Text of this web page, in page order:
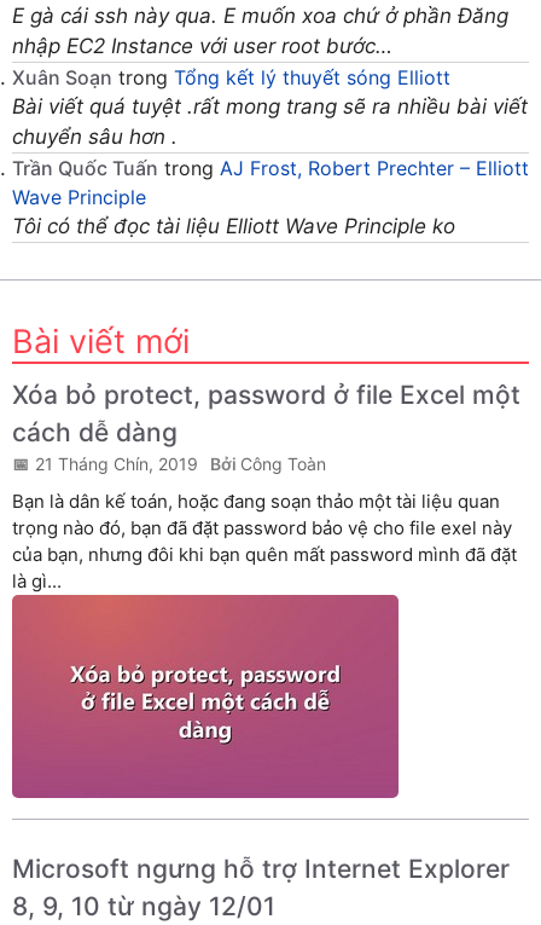
E gà cái ssh này qua. E muốn xoa chứ ở phần Đăng
nhập EC2 Instance với user root bước…
Xuân Soạn trong Tổng kết lý thuyết sóng Elliott
Bài viết quá tuyệt .rất mong trang sẽ ra nhiều bài viết
chuyển sâu hơn .
Trần Quốc Tuấn trong AJ Frost, Robert Prechter – Elliott
Wave Principle
Tôi có thể đọc tài liệu Elliott Wave Principle ko
Bài viết mới
Xóa bỏ protect, password ở file Excel một
cách dễ dàng
21 Tháng Chín, 2019 Công Toàn
Bạn là dân kế toán, hoặc đang soạn thảo một tài liệu quan
trọng nào đó, bạn đã đặt password bảo vệ cho file exel này
của bạn, nhưng đôi khi bạn quên mất password mình đã đặt
là gì...
Microsoft ngưng hỗ trợ Internet Explorer
8, 9, 10 từ ngày 12/01